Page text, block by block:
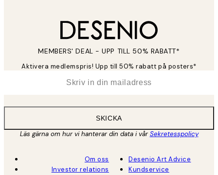
MEMBERS' DEAL - UPP TILL 50% RABATT*
Aktivera medlemspris! Upp till 50% rabatt på posters*
SKICKA
Läs gärna om hur vi hanterar din data i vårSekretesspolicy
Om oss
Investor relations
Desenio Art Advice
Kundservice